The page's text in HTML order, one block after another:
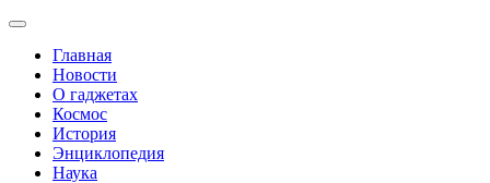
Главная
Новости
О гаджетах
Космос
История
Энциклопедия
Наука